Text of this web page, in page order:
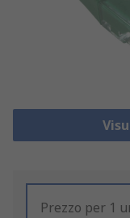
Prezzo per 1